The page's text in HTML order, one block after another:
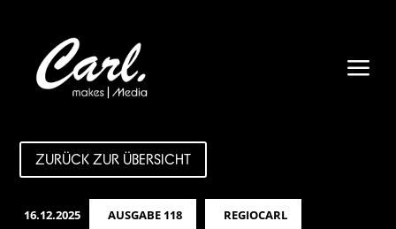
a
ZURÜCK ZUR ÜBERSICHT
16.12.2025 AUSGABE 118 REGIOCARL